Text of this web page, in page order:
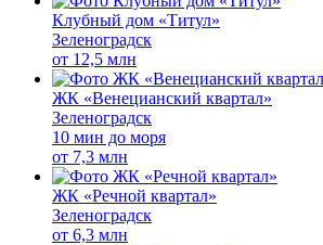
Клубный дом «Титул»
Зеленоградск
от 12,5 млн
ЖК «Венецианский квартал»
Зеленоградск
10 мин до моря
от 7,3 млн
ЖК «Речной квартал»
Зеленоградск
от 6,3 млн